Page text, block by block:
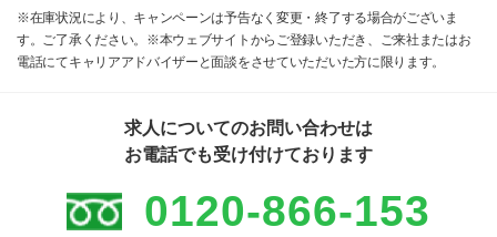
※在庫状況により、キャンペーンは予告なく変更・終了する場合がございま
す。ご了承ください。※本ウェブサイトからご登録いただき、ご来社またはお
電話にてキャリアアドバイザーと面談をさせていただいた方に限ります。
求人についてのお問い合わせは
お電話でも受け付けております
0120-866-153